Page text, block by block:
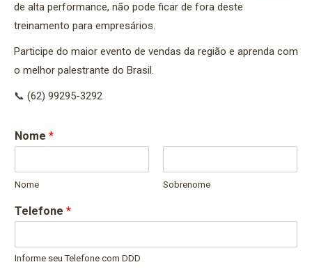
de alta performance, não pode ficar de fora deste
treinamento para empresários.
Participe do maior evento de vendas da região e aprenda com
o melhor palestrante do Brasil.
📞 (62) 99295-3292
Nome *
Nome Sobrenome
Telefone *
Informe seu Telefone com DDD